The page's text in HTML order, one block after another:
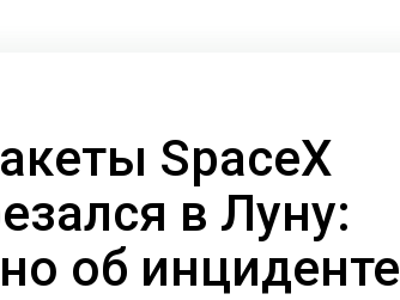
SpaceX
в Луну:
об инциденте